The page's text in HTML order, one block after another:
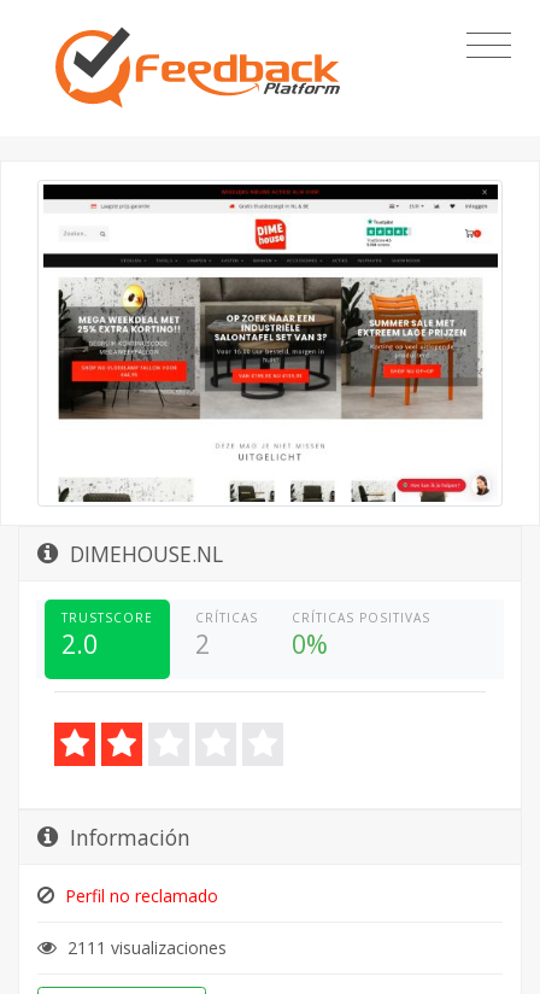
DIMEHOUSE.NL
TRUSTSCORE
2.0
CRÍTICAS
2
CRÍTICAS POSITIVAS
0%
Información
Perfil no reclamado
2111 visualizaciones